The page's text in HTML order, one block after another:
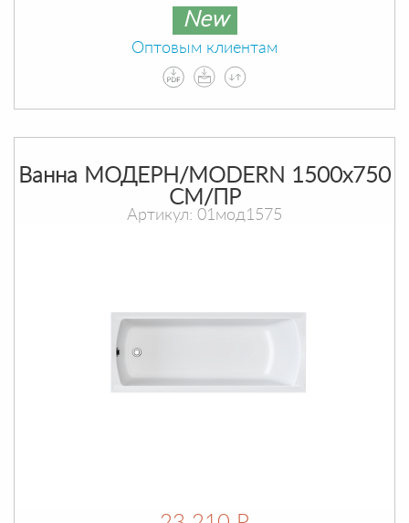
New
Оптовым клиентам
Ванна МОДЕРН/MODERN 1500х750
СМ/ПР
Артикул: 01мод1575